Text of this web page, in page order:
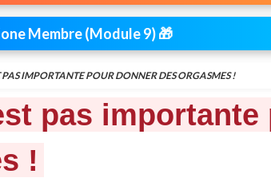
Membre (Module 9) 🎁
PAS IMPORTANTE POUR DONNER DES ORGASMES !
pas importante
!